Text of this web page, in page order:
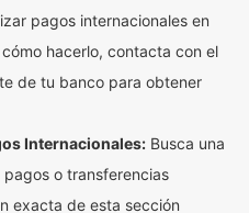
pagos internacionales en
hacerlo, contacta con el
de tu banco para obtener
Internacionales: Busca una
o transferencias
exacta de esta sección